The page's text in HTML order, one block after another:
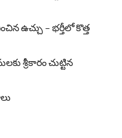
ఉచ్చు – భర్తీలో కొత్త
శ్రీకారం చుట్టిన